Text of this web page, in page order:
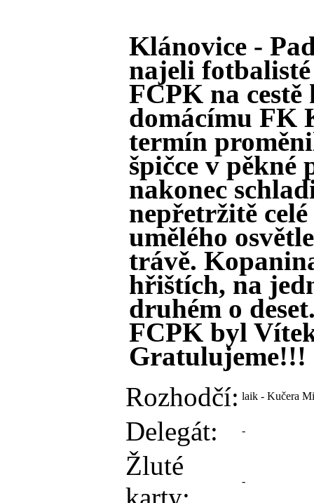
Klánovice -
najeli
FCPK na
domácímu FK
termín
špičce v pěkné
nakonec
nepřetržitě
umělého
trávě.
hřištích, na
druhém o
FCPK byl
Gratulujeme!!!
Rozhodčí: laik - Kučera
Delegát: -
Žluté
-